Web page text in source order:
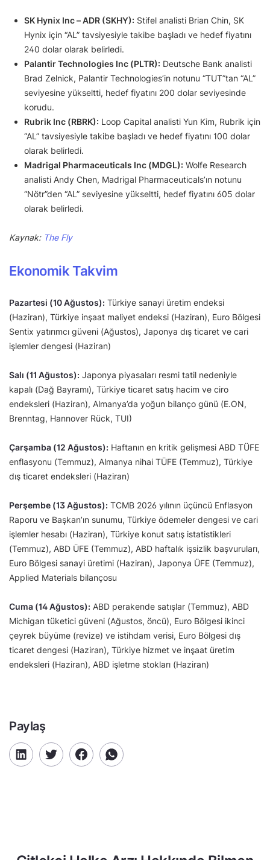
SK Hynix Inc – ADR (SKHY): Stifel analisti Brian Chin, SK
Hynix için “AL” tavsiyesiyle takibe başladı ve hedef fiyatını
240 dolar olarak belirledi.
Palantir Technologies Inc (PLTR): Deutsche Bank analisti
Brad Zelnick, Palantir Technologies’in notunu “TUT”tan “AL”
seviyesine yükseltti, hedef fiyatını 200 dolar seviyesinde
korudu.
Rubrik Inc (RBRK): Loop Capital analisti Yun Kim, Rubrik için
“AL” tavsiyesiyle takibe başladı ve hedef fiyatını 100 dolar
olarak belirledi.
Madrigal Pharmaceuticals Inc (MDGL): Wolfe Research
analisti Andy Chen, Madrigal Pharmaceuticals’ın notunu
“Nötr”den “AL” seviyesine yükseltti, hedef fiyatını 605 dolar
olarak belirledi.
Kaynak: The Fly
Ekonomik Takvim
Pazartesi (10 Ağustos): Türkiye sanayi üretim endeksi
(Haziran), Türkiye inşaat maliyet endeksi (Haziran), Euro Bölgesi
Sentix yatırımcı güveni (Ağustos), Japonya dış ticaret ve cari
işlemler dengesi (Haziran)
Salı (11 Ağustos): Japonya piyasaları resmi tatil nedeniyle
kapalı (Dağ Bayramı), Türkiye ticaret satış hacim ve ciro
endeksleri (Haziran), Almanya’da yoğun bilanço günü (E.ON,
Brenntag, Hannover Rück, TUI)
Çarşamba (12 Ağustos): Haftanın en kritik gelişmesi ABD TÜFE
enflasyonu (Temmuz), Almanya nihai TÜFE (Temmuz), Türkiye
dış ticaret endeksleri (Haziran)
Perşembe (13 Ağustos): TCMB 2026 yılının üçüncü Enflasyon
Raporu ve Başkan’ın sunumu, Türkiye ödemeler dengesi ve cari
işlemler hesabı (Haziran), Türkiye konut satış istatistikleri
(Temmuz), ABD ÜFE (Temmuz), ABD haftalık işsizlik başvuruları,
Euro Bölgesi sanayi üretimi (Haziran), Japonya ÜFE (Temmuz),
Applied Materials bilançosu
Cuma (14 Ağustos): ABD perakende satışlar (Temmuz), ABD
Michigan tüketici güveni (Ağustos, öncü), Euro Bölgesi ikinci
çeyrek büyüme (revize) ve istihdam verisi, Euro Bölgesi dış
ticaret dengesi (Haziran), Türkiye hizmet ve inşaat üretim
endeksleri (Haziran), ABD işletme stokları (Haziran)
Paylaş